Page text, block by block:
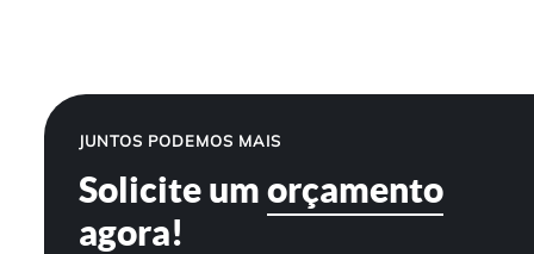
JUNTOS PODEMOS MAIS
Solicite umorçamento
agora!